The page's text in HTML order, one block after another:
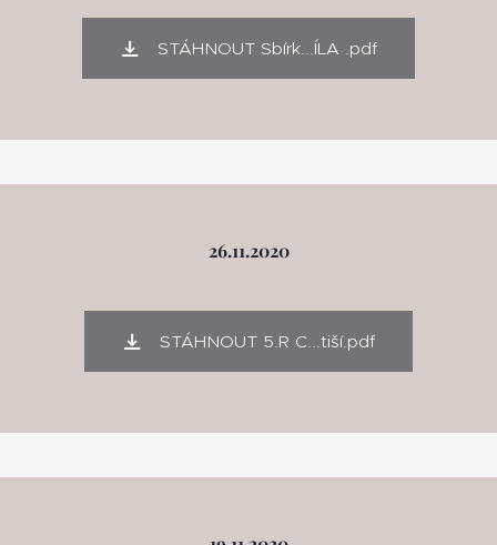
STÁHNOUT Sbírk...ÍLA .pdf
26.11.2020
STÁHNOUT 5.R C...tiší.pdf